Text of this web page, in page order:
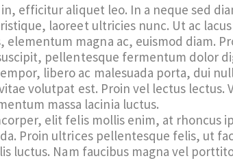
in, efficitur aliquet leo. In a neque sed
laoreet ultricies nunc. Ut ac
elementum magna ac, euismod diam.
pellentesque fermentum dolor
libero ac malesuada porta, dui
volutpat est. Proin vel lectus
massa lacinia luctus.
elit felis mollis enim, at rhoncus
Proin ultrices pellentesque felis, ut
luctus. Nam faucibus magna vel